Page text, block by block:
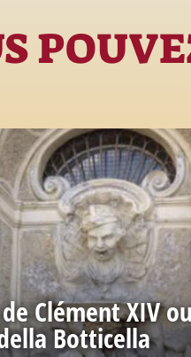
Clément XIV
Botticella